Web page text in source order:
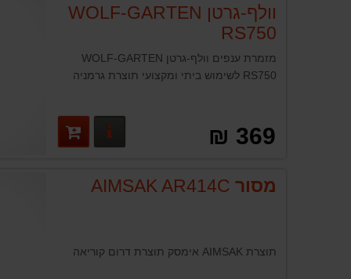
וולף-גרטן WOLF-GARTEN
RS750
מזמרת ענפים וולף-גרטן WOLF-GARTEN
RS750 לשימוש ביתי ומקצועי תוצרת גרמניה
369 ₪ פרטים נוספים
מסורAIMSAK AR414C
תוצרת AIMSAK אימסק תוצרת דרום קוריאה